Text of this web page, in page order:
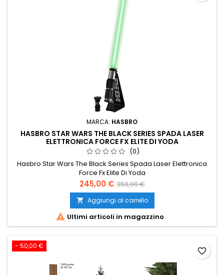
MARCA: HASBRO
HASBRO STAR WARS THE BLACK SERIES SPADA LASER
ELETTRONICA FORCE FX ELITE DI YODA
(0)
Hasbro Star Wars The Black Series Spada Laser Elettronica
Force Fx Elite Di Yoda
Prezzo
245,00 € Prezzo
base
350,00 €
 Aggiungi al carrello
 Ultimi articoli in magazzino
- 50,00 €
favorite_border